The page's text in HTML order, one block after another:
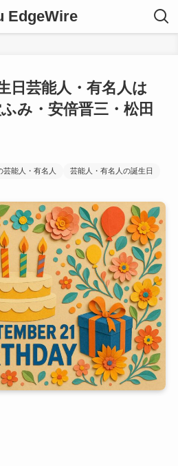
EdgeWire
日芸能人・有名人は
み・安倍晋三・松田
芸能人・有名人 芸能人・有名人の誕生日